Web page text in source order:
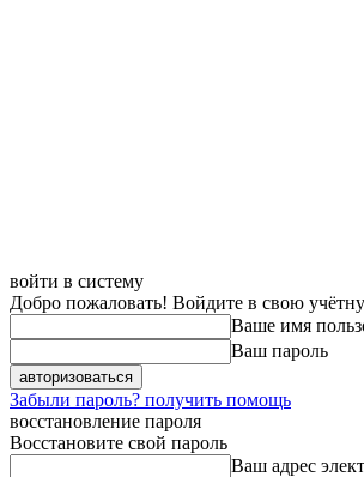
войти в систему
Добро пожаловать! Войдите в свою
Ваше имя
Ваш пароль
Забыли пароль? получить помощь
восстановление пароля
Восстановите свой пароль
Ваш адрес